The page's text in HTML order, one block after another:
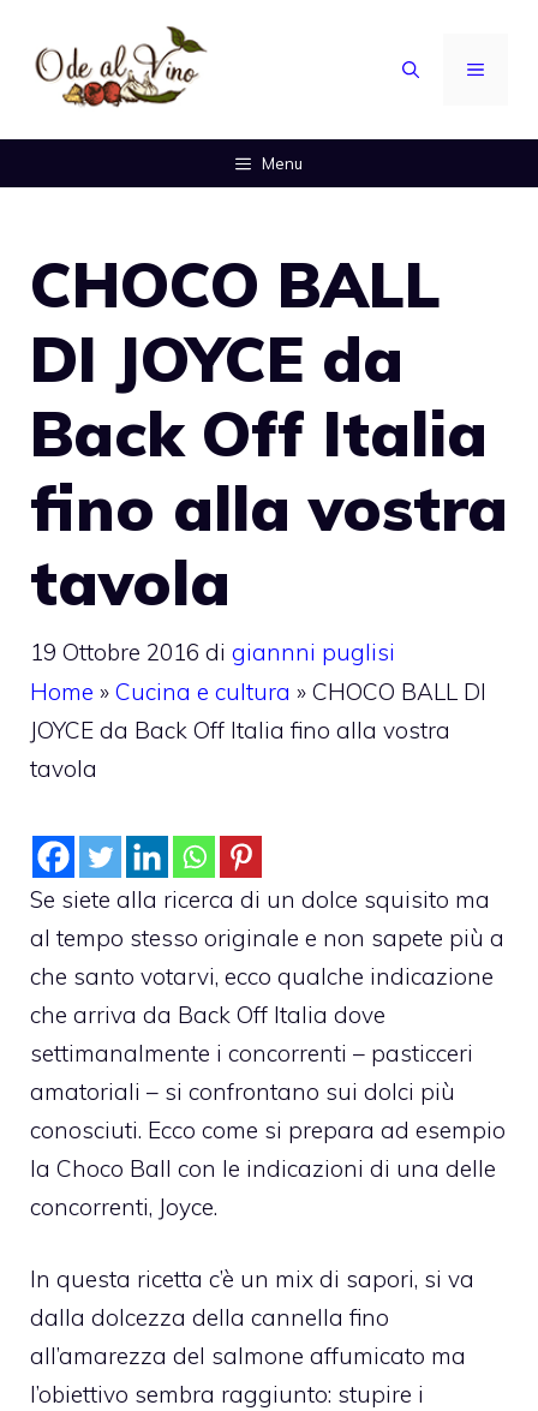
contenuto
MENU
Menu
CHOCO BALL
DI JOYCE da
Back Off Italia
fino alla vostra
tavola
19 Ottobre 2016 di giannni puglisi
Home » Cucina e cultura » CHOCO BALL DI
JOYCE da Back Off Italia fino alla vostra
tavola
Se siete alla ricerca di un dolce squisito ma
al tempo stesso originale e non sapete più a
che santo votarvi, ecco qualche indicazione
che arriva da Back Off Italia dove
settimanalmente i concorrenti – pasticceri
amatoriali – si confrontano sui dolci più
conosciuti. Ecco come si prepara ad esempio
la Choco Ball con le indicazioni di una delle
concorrenti, Joyce.
In questa ricetta c’è un mix di sapori, si va
dalla dolcezza della cannella fino
all’amarezza del salmone affumicato ma
l’obiettivo sembra raggiunto: stupire i